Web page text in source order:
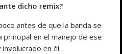
dicho remix?
antes de que la banda se
principal en el manejo de ese
en él.